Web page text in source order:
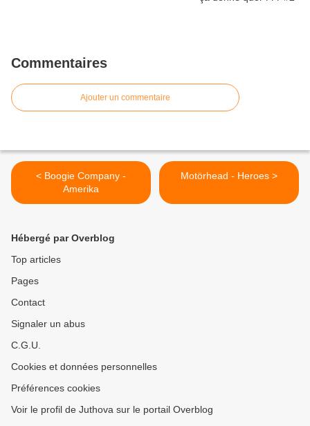
Commentaires
Ajouter un commentaire
< Boogie Company -
Amerika
Motörhead - Heroes >
Hébergé par Overblog
Top articles
Pages
Contact
Signaler un abus
C.G.U.
Cookies et données personnelles
Préférences cookies
Voir le profil de Juthova sur le portail Overblog